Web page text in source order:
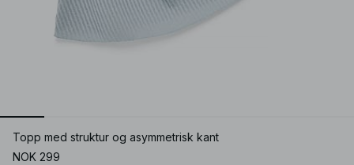
Topp med struktur og asymmetrisk kant
NOK 299